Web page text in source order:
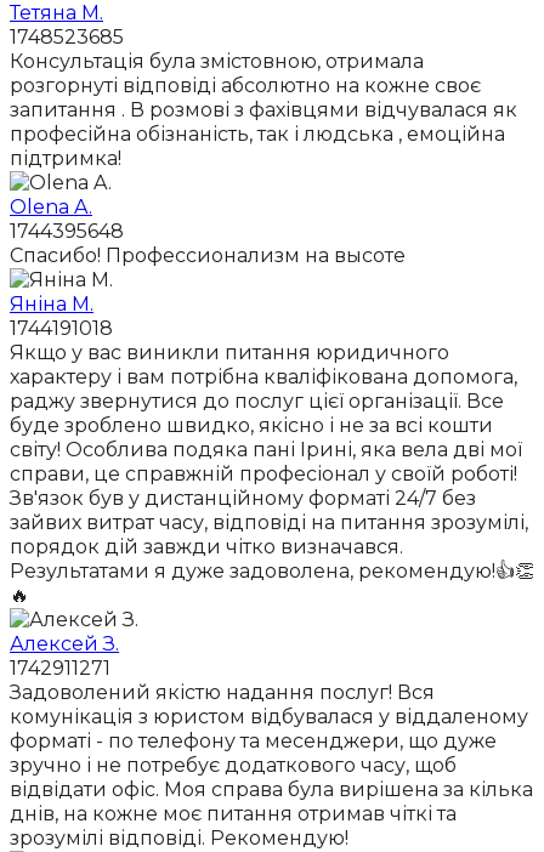
Тетяна М.
1748523685
Консультація була змістовною, отримала
розгорнуті відповіді абсолютно на кожне своє
запитання . В розмові з фахівцями відчувалася як
професійна обізнаність, так і людська , емоційна
підтримка!
Olena A.
1744395648
Спасибо! Профессионализм на высоте
Яніна М.
1744191018
Якщо у вас виникли питання юридичного
характеру і вам потрібна кваліфікована допомога,
раджу звернутися до послуг цієї організації. Все
буде зроблено швидко, якісно і не за всі кошти
світу! Особлива подяка пані Ірині, яка вела дві мої
справи, це справжній професіонал у своїй роботі!
Зв'язок був у дистанційному форматі 24/7 без
зайвих витрат часу, відповіді на питання зрозумілі,
порядок дій завжди чітко визначався.
Результатами я дуже задоволена, рекомендую!👍👏
🔥
Алексей З.
1742911271
Задоволений якістю надання послуг! Вся
комунікація з юристом відбувалася у віддаленому
форматі - по телефону та месенджери, що дуже
зручно і не потребує додаткового часу, щоб
відвідати офіс. Моя справа була вирішена за кілька
днів, на кожне моє питання отримав чіткі та
зрозумілі відповіді. Рекомендую!